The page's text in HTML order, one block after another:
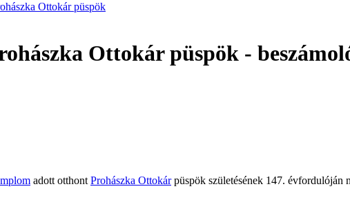
Ottokár püspök
Ottokár püspök -
adott otthont Prohászka Ottokárpüspök születésének 147. évfordulóján